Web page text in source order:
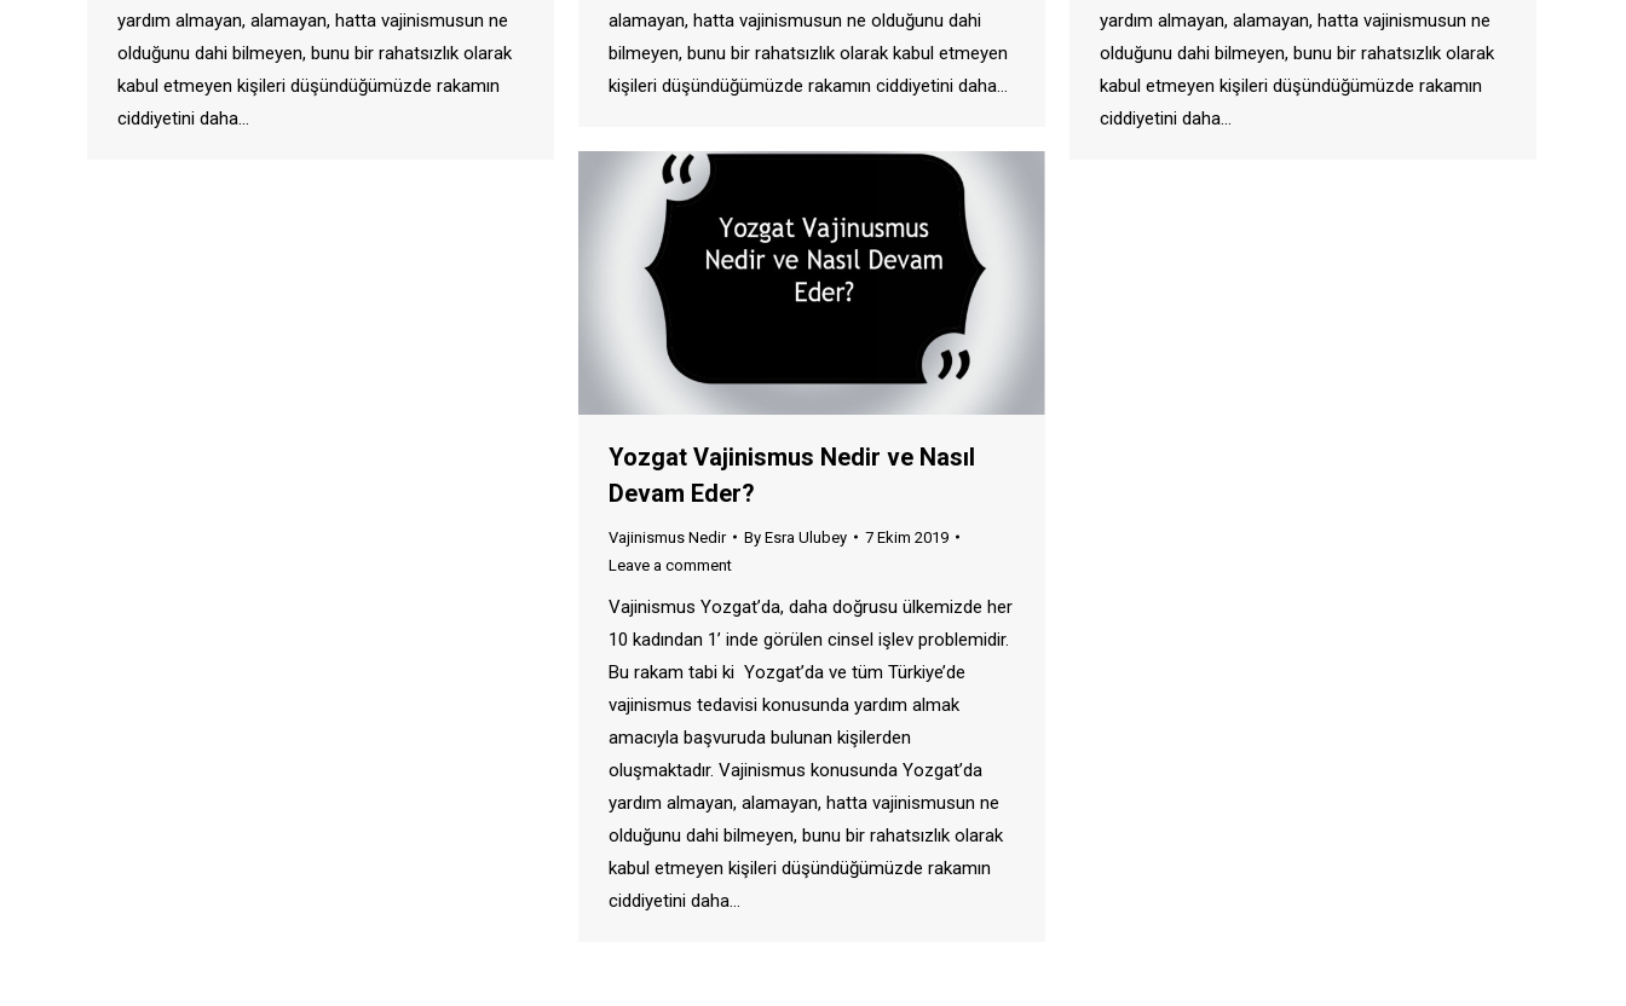
yardım almayan, alamayan, hatta vajinismusun ne
olduğunu dahi bilmeyen, bunu bir rahatsızlık olarak
kabul etmeyen kişileri düşündüğümüzde rakamın
ciddiyetini daha…
alamayan, hatta vajinismusun ne olduğunu dahi
bilmeyen, bunu bir rahatsızlık olarak kabul etmeyen
kişileri düşündüğümüzde rakamın ciddiyetini daha…
yardım almayan, alamayan, hatta vajinismusun ne
olduğunu dahi bilmeyen, bunu bir rahatsızlık olarak
kabul etmeyen kişileri düşündüğümüzde rakamın
ciddiyetini daha…
Yozgat Vajinismus Nedir ve Nasıl
Devam Eder?
Vajinismus Nedir By Esra Ulubey
7 Ekim 2019
Leave a comment
Vajinismus Yozgat’da, daha doğrusu ülkemizde her
10 kadından 1’ inde görülen cinsel işlev problemidir.
Bu rakam tabi ki Yozgat’da ve tüm Türkiye’de
vajinismus tedavisi konusunda yardım almak
amacıyla başvuruda bulunan kişilerden
oluşmaktadır. Vajinismus konusunda Yozgat’da
yardım almayan, alamayan, hatta vajinismusun ne
olduğunu dahi bilmeyen, bunu bir rahatsızlık olarak
kabul etmeyen kişileri düşündüğümüzde rakamın
ciddiyetini daha…